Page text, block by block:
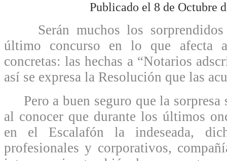
Publicado el 8 de Octubre
Serán muchos los sorprendidos
último concurso en lo que afecta
concretas: las hechas a “Notarios
así se expresa la Resolución que las
Pero a buen seguro que la sorpresa
al conocer que durante los últimos
en el Escalafón la indeseada,
profesionales y corporativos,